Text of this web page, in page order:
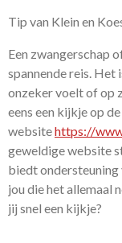
Tip van Klein en
Een zwangerschap
spannende reis. Het
onzeker voelt of op
eens een kijkje op de
websitehttps://
geweldige website
biedt
jou die het allemaal
jij snel een kijkje?